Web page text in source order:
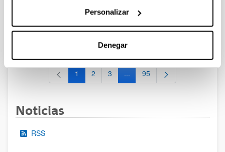
Personalizar
Denegar
GRUPO/PROYECTO DE INVESTIGACIÓN
09/07/2026: Fase 2. Resolución Definitiva de concedidos y
Página
1 Página
2 Página
3 ...Páginas intermedias Use TAB
Página
95
Noticias
RSS